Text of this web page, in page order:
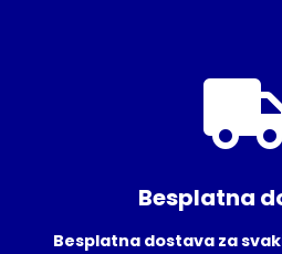
Besplatna
Besplatna dostava za